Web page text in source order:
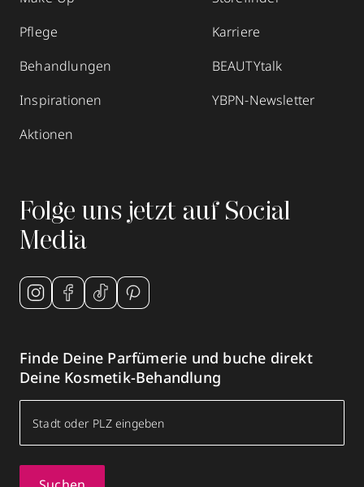
Pflege
Behandlungen
Inspirationen
Aktionen
Karriere
BEAUTYtalk
YBPN-Newsletter
Folge uns jetzt auf Social
Media
Finde Deine Parfümerie und buche direkt
Deine Kosmetik-Behandlung